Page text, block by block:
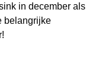
in december als
belangrijke